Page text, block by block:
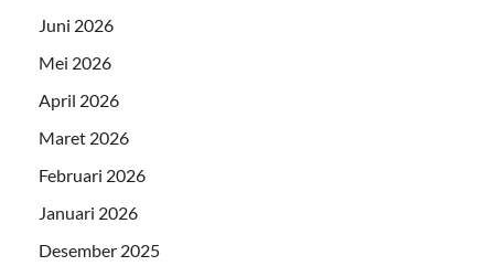
Juni 2026
Mei 2026
April 2026
Maret 2026
Februari 2026
Januari 2026
Desember 2025